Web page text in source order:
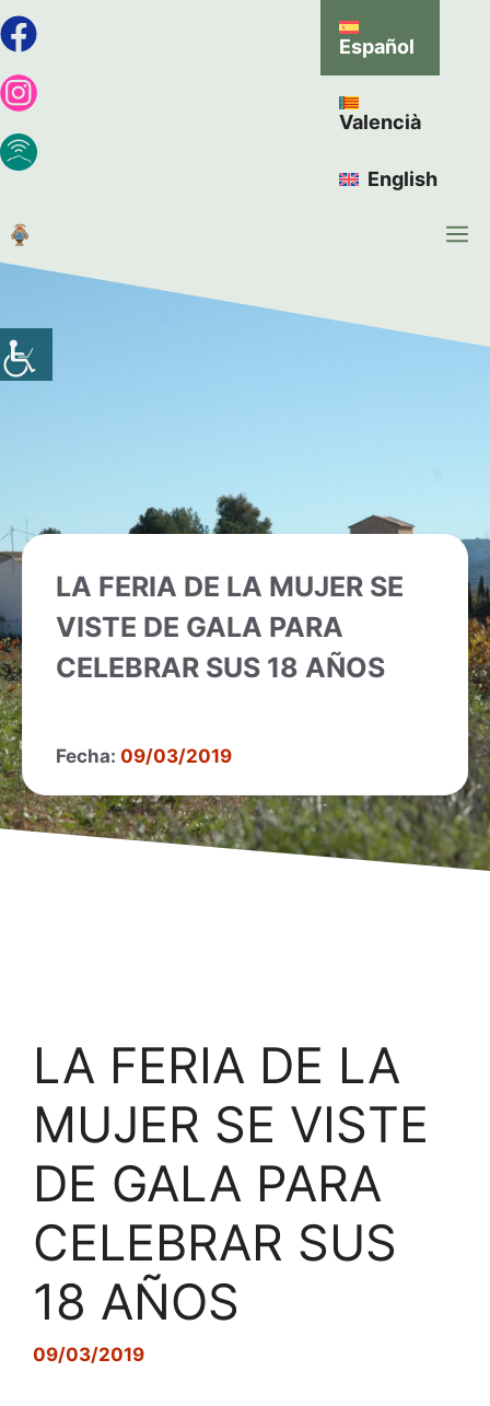
Español
Valencià
English
LA FERIA DE LA MUJER SE
VISTE DE GALA PARA
CELEBRAR SUS 18 AÑOS
Fecha: 09/03/2019
LA FERIA DE LA
MUJER SE VISTE
DE GALA PARA
CELEBRAR SUS
18 AÑOS
09/03/2019